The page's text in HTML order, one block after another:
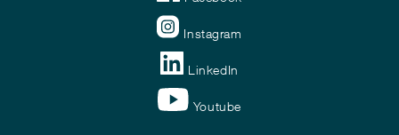
Instagram
LinkedIn
Youtube